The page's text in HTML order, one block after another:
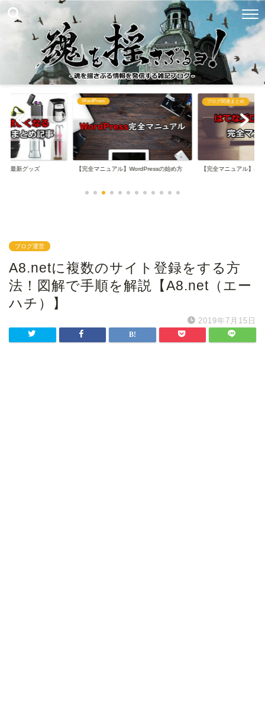
る最新グッズ
WordPress
【完全マニュアル】WordPressの始め方
ブログ関連まとめ
【完全マニュアル】は
ブログ運営
A8.netに複数のサイト登録をする方
法！図解で手順を解説【A8.net（エー
ハチ）】
2019年7月15日